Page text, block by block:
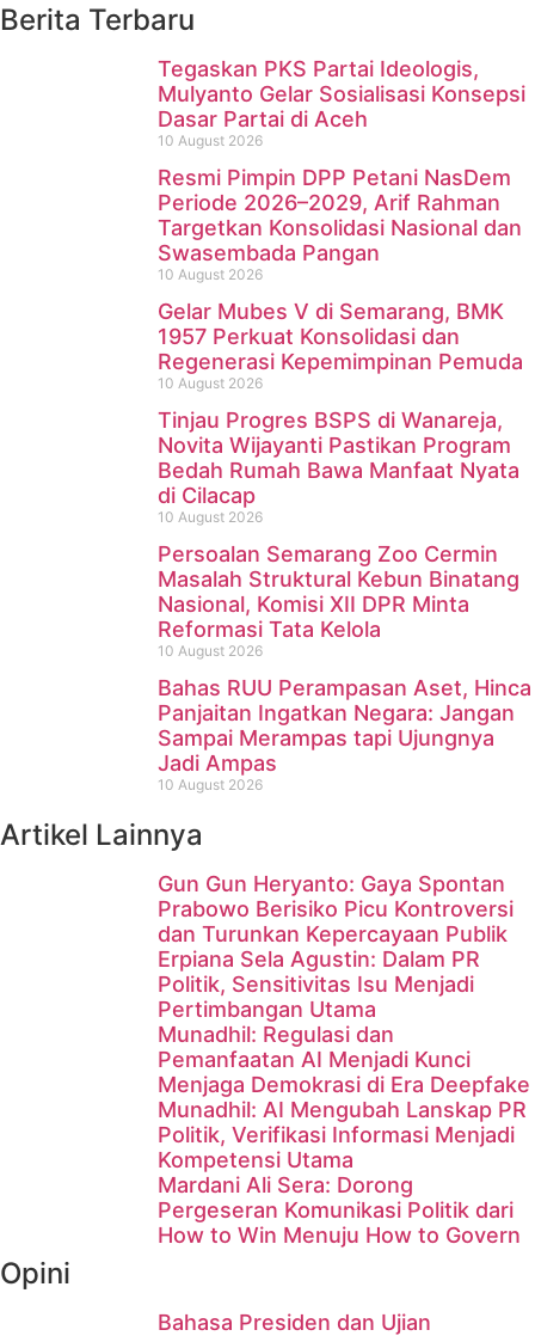
Berita Terbaru
Tegaskan PKS Partai Ideologis,
Mulyanto Gelar Sosialisasi Konsepsi
Dasar Partai di Aceh
10 August 2026
Resmi Pimpin DPP Petani NasDem
Periode 2026–2029, Arif Rahman
Targetkan Konsolidasi Nasional dan
Swasembada Pangan
10 August 2026
Gelar Mubes V di Semarang, BMK
1957 Perkuat Konsolidasi dan
Regenerasi Kepemimpinan Pemuda
10 August 2026
Tinjau Progres BSPS di Wanareja,
Novita Wijayanti Pastikan Program
Bedah Rumah Bawa Manfaat Nyata
di Cilacap
10 August 2026
Persoalan Semarang Zoo Cermin
Masalah Struktural Kebun Binatang
Nasional, Komisi XII DPR Minta
Reformasi Tata Kelola
10 August 2026
Bahas RUU Perampasan Aset, Hinca
Panjaitan Ingatkan Negara: Jangan
Sampai Merampas tapi Ujungnya
Jadi Ampas
10 August 2026
Artikel Lainnya
Gun Gun Heryanto: Gaya Spontan
Prabowo Berisiko Picu Kontroversi
dan Turunkan Kepercayaan Publik
Erpiana Sela Agustin: Dalam PR
Politik, Sensitivitas Isu Menjadi
Pertimbangan Utama
Munadhil: Regulasi dan
Pemanfaatan AI Menjadi Kunci
Menjaga Demokrasi di Era Deepfake
Munadhil: AI Mengubah Lanskap PR
Politik, Verifikasi Informasi Menjadi
Kompetensi Utama
Mardani Ali Sera: Dorong
Pergeseran Komunikasi Politik dari
How to Win Menuju How to Govern
Opini
Bahasa Presiden dan Ujian